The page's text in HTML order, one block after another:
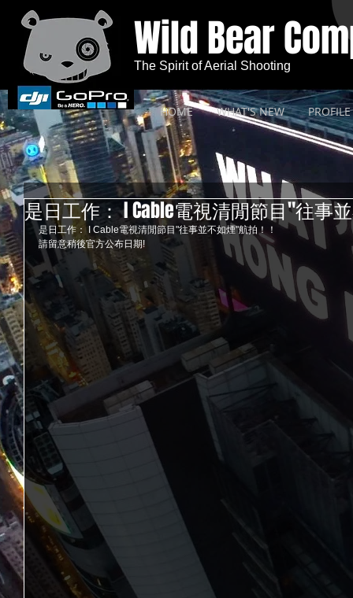
HOME WHAT'S NEW PROFILE
Wild Bear
The Spirit of Aerial Shooting
是日工作： I Cable電視清閒節目"往事
是日工作： I Cable電視清閒節目"往事並不如煙"航拍！！
請留意稍後官方公布日期!